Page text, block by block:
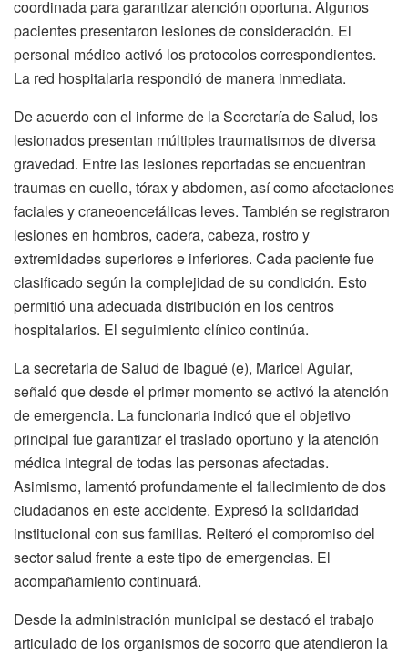
coordinada para garantizar atención oportuna. Algunos
pacientes presentaron lesiones de consideración. El
personal médico activó los protocolos correspondientes.
La red hospitalaria respondió de manera inmediata.
De acuerdo con el informe de la Secretaría de Salud, los
lesionados presentan múltiples traumatismos de diversa
gravedad. Entre las lesiones reportadas se encuentran
traumas en cuello, tórax y abdomen, así como afectaciones
faciales y craneoencefálicas leves. También se registraron
lesiones en hombros, cadera, cabeza, rostro y
extremidades superiores e inferiores. Cada paciente fue
clasificado según la complejidad de su condición. Esto
permitió una adecuada distribución en los centros
hospitalarios. El seguimiento clínico continúa.
La secretaria de Salud de Ibagué (e), Maricel Aguiar,
señaló que desde el primer momento se activó la atención
de emergencia. La funcionaria indicó que el objetivo
principal fue garantizar el traslado oportuno y la atención
médica integral de todas las personas afectadas.
Asimismo, lamentó profundamente el fallecimiento de dos
ciudadanos en este accidente. Expresó la solidaridad
institucional con sus familias. Reiteró el compromiso del
sector salud frente a este tipo de emergencias. El
acompañamiento continuará.
Desde la administración municipal se destacó el trabajo
articulado de los organismos de socorro que atendieron la